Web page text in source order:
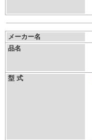
メーカー名
品名
型 式